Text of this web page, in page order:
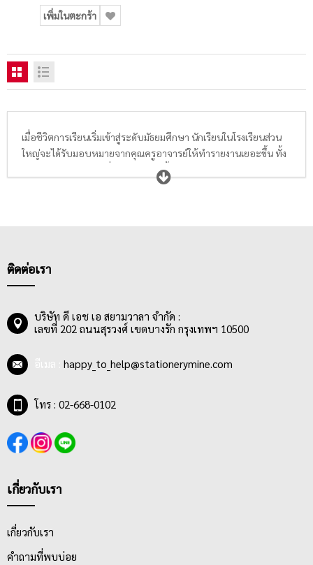
เพิ่มในตะกร้า
เมื่อชีวิตการเรียนเริ่มเข้าสู่ระดับมัธยมศึกษา นักเรียนในโรงเรียนส่วน
ใหญ่จะได้รับมอบหมายจากคุณครูอาจารย์ให้ทำรายงานเยอะขึ้น ทั้ง
รายงานกลุ่มหรืองานเดี่ยว ทำให้ต้องซื้อสมุดฉีกและสมุดรายงาน
เตรียมไว้ในพร้อมในกระเป๋าเสมอ สมุดฉีกมีหลายประเภท ได้แก่
ใช้ในการสร้างกราฟ หรือแผนผังต่างๆให้ได้ตามโจทย์คณิตศาสตร์
เจ้าของกิจการจะใช้ในการทำสมุดบัญชีอย่างง่ายๆใช้จดบันทึกเงินเข้า
และออกรายวันได้
ติดต่อเรา
บริษัท ดี เอช เอ สยามวาลา จำกัด :
เลขที่ 202 ถนนสุรวงศ์ เขตบางรัก กรุงเทพฯ 10500
happy_to_help@stationerymine.com
โทร : 02-668-0102
เกี่ยวกับเรา
เกี่ยวกับเรา
คำถามที่พบบ่อย